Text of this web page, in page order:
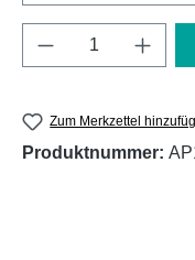
Produkt
Zum Merkzettel
Produktnummer: